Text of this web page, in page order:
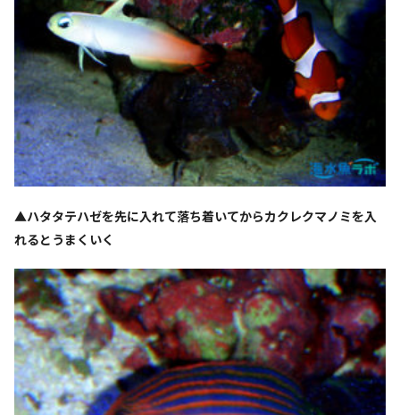
▲ハタタテハゼを先に入れて落ち着いてからカクレクマノミを入
れるとうまくいく